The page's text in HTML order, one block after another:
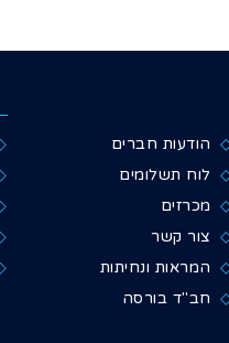
הודעות חברים
לוח תשלומים
מכרזים
צור קשר
המראות ונחיתות
חב"ד בורסה